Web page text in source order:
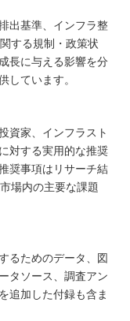
出基準、インフラ整
する規制・政策状
長に与える影響を分
しています。
資家、インフラスト
対する実用的な推奨
奨事項はリサーチ結
場内の主要な課題
るためのデータ、図
タソース、調査アン
追加した付録も含ま